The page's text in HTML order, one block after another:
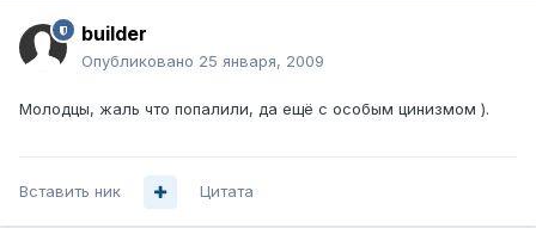
builder
Опубликовано 25 января, 2009
Молодцы, жаль что попалили, да ещё с особым цинизмом ).
Вставить ник Цитата